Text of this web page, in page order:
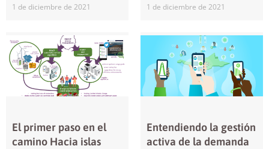
1 de diciembre de 2021 1 de diciembre de 2021
El primer paso en el
camino Hacia islas
Entendiendo la gestión
activa de la demanda